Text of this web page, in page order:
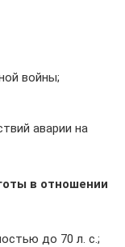
войны;
аварии на
в отношении
до 70 л. с.;